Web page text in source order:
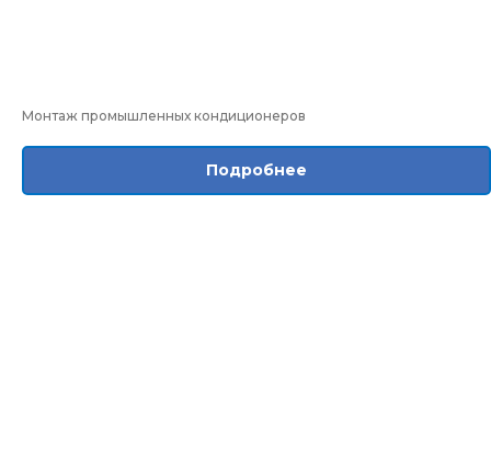
Монтаж промышленных кондиционеров
Подробнее